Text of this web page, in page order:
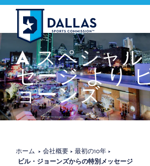
コンテンツへスキップ
A スペシャル
セージ より
ョーンズ
ホーム 会社概要
最初の10年
ビル・ジョーンズからの特別メッセージ